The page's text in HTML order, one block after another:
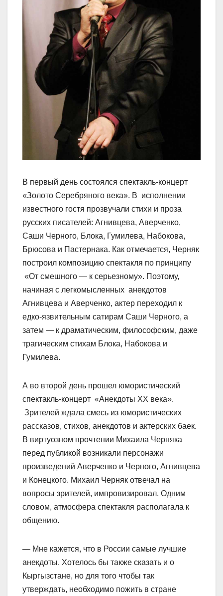
В первый день состоялся спектакль-концерт
«Золото Серебряного века». В исполнении
известного гостя прозвучали стихи и проза
русских писателей: Агнивцева, Аверченко,
Саши Черного, Блока, Гумилева, Набокова,
Брюсова и Пастернака. Как отмечается, Черняк
построил композицию спектакля по принципу
«От смешного — к серьезному». Поэтому,
начиная с легкомысленных анекдотов
Агнивцева и Аверченко, актер переходил к
едко-язвительным сатирам Саши Черного, а
затем — к драматическим, философским, даже
трагическим стихам Блока, Набокова и
Гумилева.
А во второй день прошел юмористический
спектакль-концерт «Анекдоты XX века».
Зрителей ждала смесь из юмористических
рассказов, стихов, анекдотов и актерских баек.
В виртуозном прочтении Михаила Черняка
перед публикой возникали персонажи
произведений Аверченко и Черного, Агнивцева
и Конецкого. Михаил Черняк отвечал на
вопросы зрителей, импровизировал. Одним
словом, атмосфера спектакля располагала к
общению.
— Мне кажется, что в России самые лучшие
анекдоты. Хотелось бы также сказать и о
Кыргызстане, но для того чтобы так
утверждать, необходимо пожить в стране